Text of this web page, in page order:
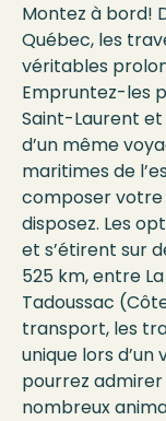
Montez à bord!
Québec, les
véritables
Empruntez-les
Saint-Laurent et
d’un même
maritimes de
composer votre
disposez. Les
et s’étirent sur
525 km, entre
Tadoussac
transport, les
unique lors
pourrez
nombreux